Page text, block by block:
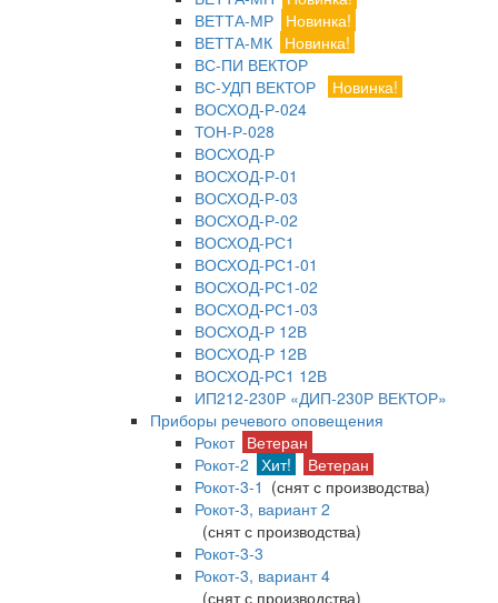
ВЕТТА-МР Новинка!
ВЕТТА-МК Новинка!
ВС-ПИ ВЕКТОР
ВС-УДП ВЕКТОР
Новинка!
ВОСХОД-Р-024
ТОН-Р-028
ВОСХОД-Р
ВОСХОД-Р-01
ВОСХОД-Р-03
ВОСХОД-Р-02
ВОСХОД-РС1
ВОСХОД-РС1-01
ВОСХОД-РС1-02
ВОСХОД-РС1-03
ВОСХОД-Р 12В
ВОСХОД-Р 12В
ВОСХОД-РС1 12В
ИП212-230Р «ДИП-230Р ВЕКТОР»
Приборы речевого оповещения
Рокот Ветеран
Рокот-2 Хит!
Ветеран
Рокот-3-1 (снят с производства)
Рокот-3, вариант 2
(снят с производства)
Рокот-3-3
Рокот-3, вариант 4
(снят с производства)